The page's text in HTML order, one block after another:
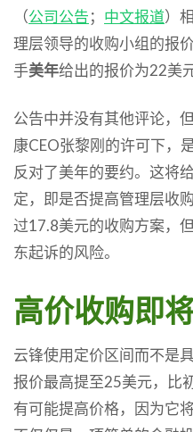
（公司公告； 中文报道）
理层领导的收购小组的报
手美年给出的报价为22美元
公告中并没有其他评论，
康CEO张黎刚的许可下，
反对了美年的要约。这将
定，即是否提高管理层收
过17.8美元的收购方案，
东起诉的风险。
高价收购即
云锋使用定价区间而不是
报价最高提至25美元，比
有可能提高价格，因为它